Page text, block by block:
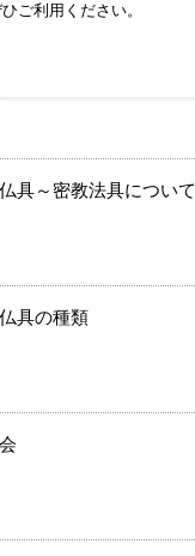
ご利用ください。
具～密教法具について
具の種類